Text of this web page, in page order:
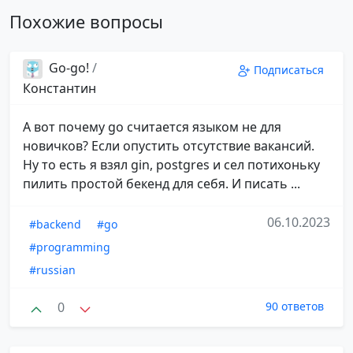
Похожие вопросы
Go-go! /
Константин
Подписаться
А вот почему go считается языком не для
новичков? Если опустить отсутствие вакансий.
Ну то есть я взял gin, postgres и сел потихоньку
пилить простой бекенд для себя. И писать ...
#backend
#go
#programming
#russian
06.10.2023
0 90 ответов